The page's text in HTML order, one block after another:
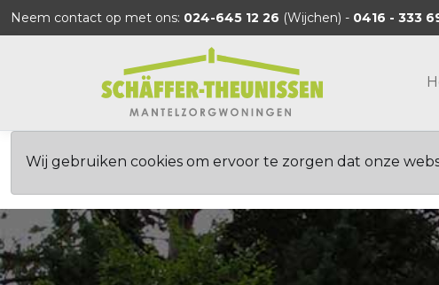
Neem contact op met ons: 024-645 12 26 (Wijchen) - 0416 - 333
Wij gebruiken cookies om ervoor te zorgen dat onze